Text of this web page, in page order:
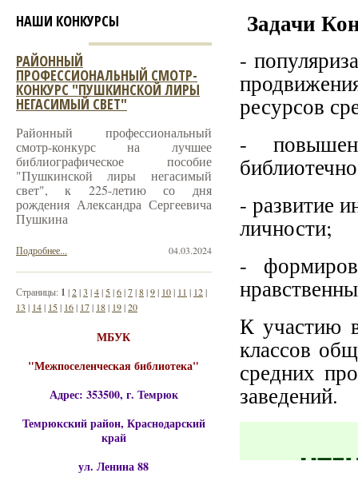
Задачи
-
ресурсов
-
- развитие
личности;
-
К участию
классов
средних
заведений.
НАШИ КОНКУРСЫ
РАЙОННЫЙ
ПРОФЕССИОНАЛЬНЫЙ СМОТР-
КОНКУРС "ПУШКИНСКОЙ ЛИРЫ
НЕГАСИМЫЙ СВЕТ"
Районный профессиональный
смотр-конкурс на лучшее
библиографическое пособие
"Пушкинской лиры негасимый
свет", к 225-летию со дня
рождения Александра Сергеевича
Пушкина
04.03.2024
Подробнее...
Страницы: 1 |2|3 |4| 5|6|7|8|9| 10| 11 | 12|
13 | 14| 15| 16| 17| 18| 19|20
МБУК
"Межпоселенческая библиотека"
Адрес: 353500, г. Темрюк
Темрюкский район, Краснодарский
край
ул. Ленина 88